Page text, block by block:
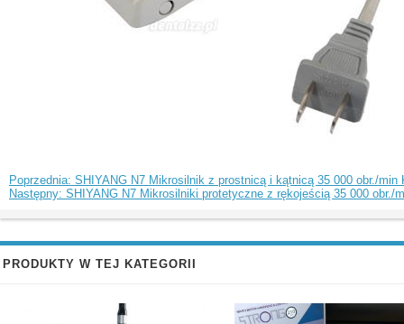
Poprzednia: SHIYANG N7 Mikrosilnik z prostnicą i kątnicą 35 000 obr./min
Następny: SHIYANG N7 Mikrosilniki protetyczne z rękojeścią 35 000 obr./
PRODUKTY W TEJ KATEGORII